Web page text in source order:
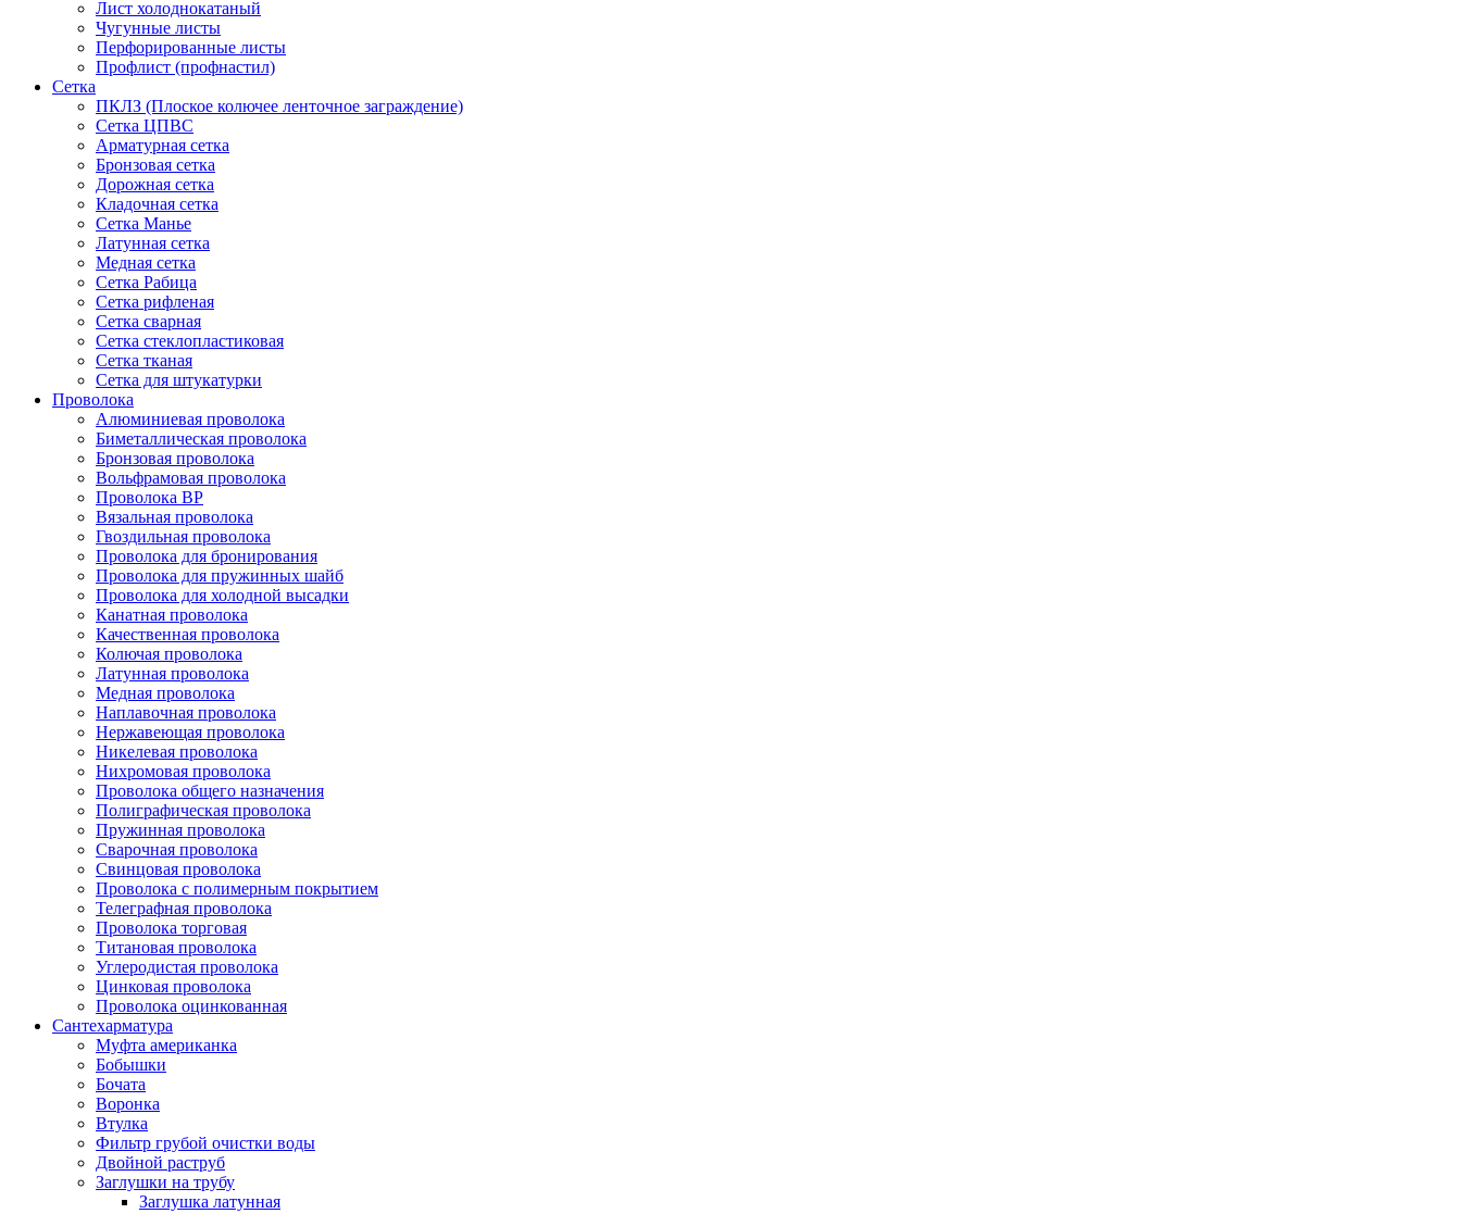
Лист холоднокатаный
Чугунные листы
Перфорированные листы
Профлист (профнастил)
Сетка
ПКЛЗ (Плоское колючее ленточное заграждение)
Сетка ЦПВС
Арматурная сетка
Бронзовая сетка
Дорожная сетка
Кладочная сетка
Сетка Манье
Латунная сетка
Медная сетка
Сетка Рабица
Сетка рифленая
Сетка сварная
Сетка стеклопластиковая
Сетка тканая
Сетка для штукатурки
Проволока
Алюминиевая проволока
Биметаллическая проволока
Бронзовая проволока
Вольфрамовая проволока
Проволока ВР
Вязальная проволока
Гвоздильная проволока
Проволока для бронирования
Проволока для пружинных шайб
Проволока для холодной высадки
Канатная проволока
Качественная проволока
Колючая проволока
Латунная проволока
Медная проволока
Наплавочная проволока
Нержавеющая проволока
Никелевая проволока
Нихромовая проволока
Проволока общего назначения
Полиграфическая проволока
Пружинная проволока
Сварочная проволока
Свинцовая проволока
Проволока с полимерным покрытием
Телеграфная проволока
Проволока торговая
Титановая проволока
Углеродистая проволока
Цинковая проволока
Проволока оцинкованная
Сантехарматура
Муфта американка
Бобышки
Бочата
Воронка
Втулка
Фильтр грубой очистки воды
Двойной раструб
Заглушки на трубу
Заглушка латунная